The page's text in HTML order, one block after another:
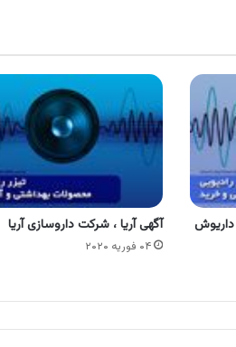
آگهی آریا ، شرکت داروسازی آریا
۰۴ فوریه ۲۰۲۰